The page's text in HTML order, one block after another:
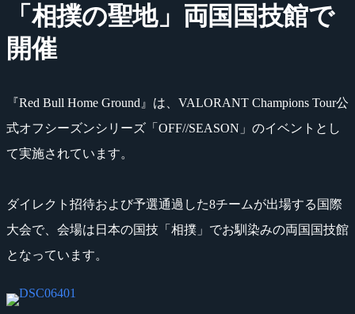
「相撲の聖地」両国国技館で
開催
『Red Bull Home Ground』は、VALORANT Champions Tour公
式オフシーズンシリーズ「OFF//SEASON」のイベントとし
て実施されています。
ダイレクト招待および予選通過した8チームが出場する国際
大会で、会場は日本の国技「相撲」でお馴染みの両国国技館
となっています。